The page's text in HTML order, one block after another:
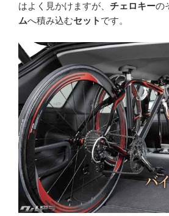
はよく見かけますが、 チェロキーの
ムへ積み込むセット です。